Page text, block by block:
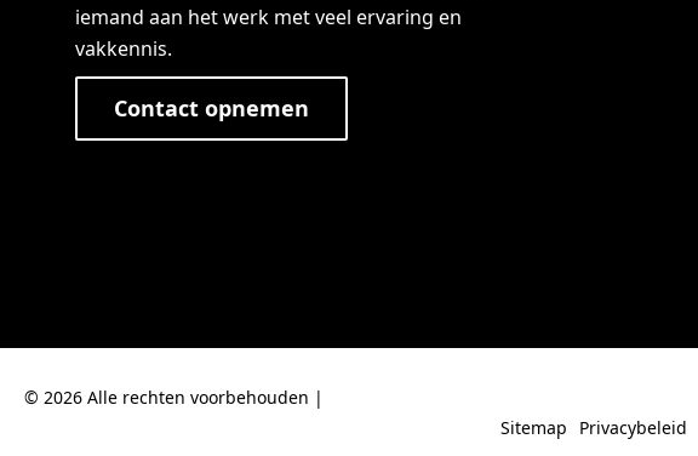
iemand aan het werk met veel ervaring en
vakkennis.
Contact opnemen
© 2026 Alle rechten voorbehouden |
Sitemap
Privacybeleid